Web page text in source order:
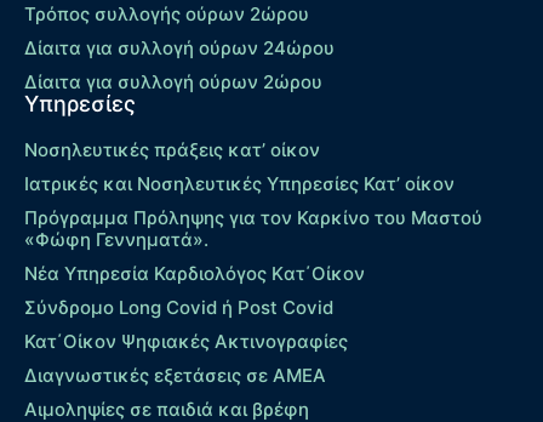
Τρόπος συλλογής ούρων 2ώρου
Δίαιτα για συλλογή ούρων 24ώρου
Δίαιτα για συλλογή ούρων 2ώρου
Υπηρεσίες
Νοσηλευτικές πράξεις κατ’ οίκον
Ιατρικές και Νοσηλευτικές Υπηρεσίες Κατ’ οίκον
Πρόγραμμα Πρόληψης για τον Καρκίνο του Μαστού
«Φώφη Γεννηματά».
Νέα Υπηρεσία Καρδιολόγος Kατ΄Οίκον
Σύνδρομο Long Covid ή Post Covid
Κατ΄Οίκον Ψηφιακές Ακτινογραφίες
Διαγνωστικές εξετάσεις σε ΑΜΕΑ
Αιμοληψίες σε παιδιά και βρέφη